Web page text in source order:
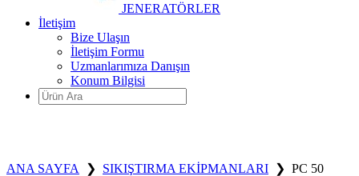
JENERATÖRLER
İletişim
Bize Ulaşın
İletişim Formu
Uzmanlarımıza Danışın
Konum Bilgisi
ANA SAYFA ❯ SIKIŞTIRMA EKİPMANLARI ❯ PC 50